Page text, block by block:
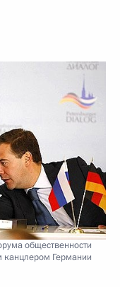
общественности
канцлером Германии